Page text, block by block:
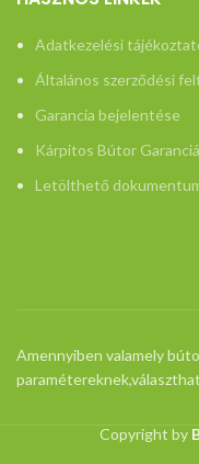
Adatkezelési
Általános szerződési
Garancia bejelentése
Kárpitos Bútor
Letölthető
Amennyiben valamely
Copyright by